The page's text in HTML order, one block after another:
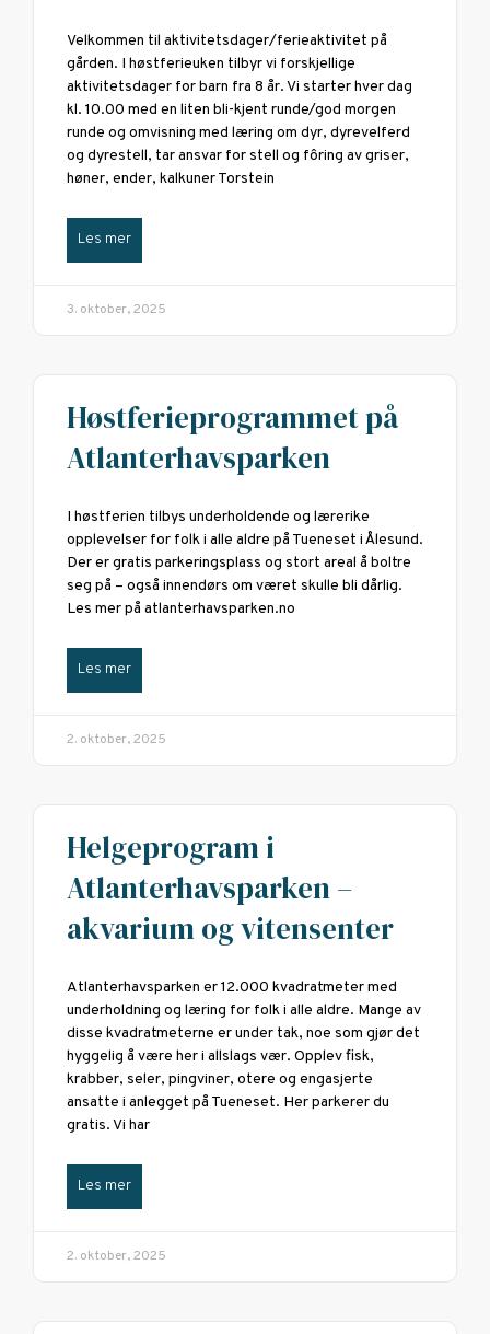
Velkommen til aktivitetsdager/ferieaktivitet på
gården. I høstferieuken tilbyr vi forskjellige
aktivitetsdager for barn fra 8 år. Vi starter hver dag
kl. 10.00 med en liten bli-kjent runde/god morgen
runde og omvisning med læring om dyr, dyrevelferd
og dyrestell, tar ansvar for stell og fôring av griser,
høner, ender, kalkuner Torstein
Les mer
3. oktober, 2025
Høstferieprogrammet på
Atlanterhavsparken
I høstferien tilbys underholdende og lærerike
opplevelser for folk i alle aldre på Tueneset i Ålesund.
Der er gratis parkeringsplass og stort areal å boltre
seg på – også innendørs om været skulle bli dårlig.
Les mer på atlanterhavsparken.no
Les mer
2. oktober, 2025
Helgeprogram i
Atlanterhavsparken –
akvarium og vitensenter
Atlanterhavsparken er 12.000 kvadratmeter med
underholdning og læring for folk i alle aldre. Mange av
disse kvadratmeterne er under tak, noe som gjør det
hyggelig å være her i allslags vær. Opplev fisk,
krabber, seler, pingviner, otere og engasjerte
ansatte i anlegget på Tueneset. Her parkerer du
gratis. Vi har
Les mer
2. oktober, 2025